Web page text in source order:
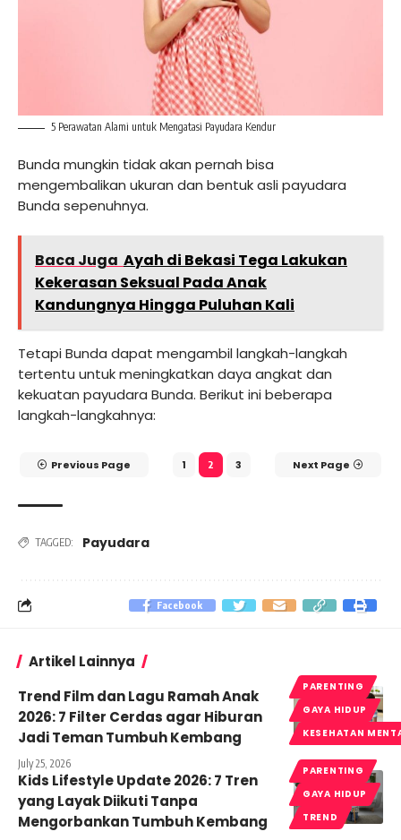
5 Perawatan Alami untuk Mengatasi Payudara Kendur
Bunda mungkin tidak akan pernah bisa
mengembalikan ukuran dan bentuk asli payudara
Bunda sepenuhnya.
Baca Juga Ayah di Bekasi Tega Lakukan
Kekerasan Seksual Pada Anak
Kandungnya Hingga Puluhan Kali
Tetapi Bunda dapat mengambil langkah-langkah
tertentu untuk meningkatkan daya angkat dan
kekuatan payudara Bunda. Berikut ini beberapa
langkah-langkahnya:
Previous Page 1 2 3 Next Page
TAGGED: Payudara
Facebook
Artikel Lainnya
PARENTING
GAYA HIDUP
KESEHATAN
Trend Film dan Lagu Ramah Anak
2026: 7 Filter Cerdas agar Hiburan
Jadi Teman Tumbuh Kembang
July 25, 2026
PARENTING
GAYA HIDUP
TREND
Kids Lifestyle Update 2026: 7 Tren
yang Layak Diikuti Tanpa
Mengorbankan Tumbuh Kembang